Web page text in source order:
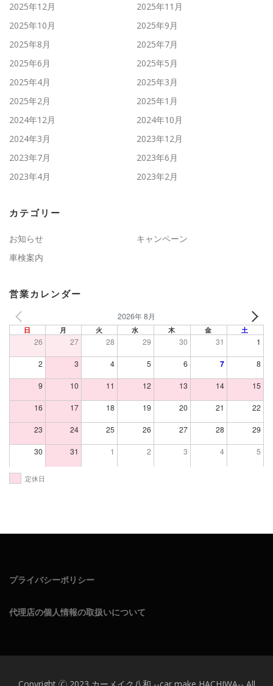
2025年12月
2025年11月
2025年10月
2025年9月
2025年8月
2025年7月
2025年6月
2025年5月
2025年4月
2025年3月
2025年2月
2025年1月
2024年12月
2024年10月
2024年3月
2023年12月
2023年7月
2023年6月
2023年4月
2023年2月
カテゴリー
お知らせ
キャンペーン
車検案内
営業カレンダー
2026年 8月
日 月 火 水 木 金 土
26 27 28 29 30 31 1
2 3 4 5 6 7 8
9 10 11 12 13 14 15
16 17 18 19 20 21 22
23 24 25 26 27 28 29
30 31 1 2 3 4 5
定休日
プライバシーポリシー
代理店の個人情報の取扱いについて